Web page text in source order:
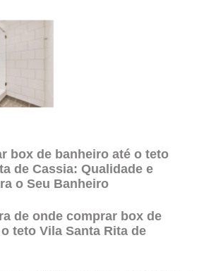
box de banheiro até o teto
de Cassia: Qualidade e
o Seu Banheiro
de onde comprar box de
teto Vila Santa Rita de